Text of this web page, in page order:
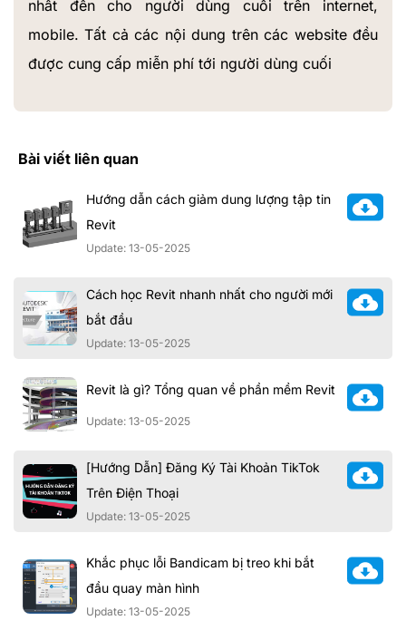
nhất đến cho người dùng cuối trên internet,
mobile. Tất cả các nội dung trên các website đều
được cung cấp miễn phí tới người dùng cuối
Bài viết liên quan
Hướng dẫn cách giảm dung lượng tập tin
Revit
Update: 13-05-2025
Cách học Revit nhanh nhất cho người mới
bắt đầu
Update: 13-05-2025
Revit là gì? Tổng quan về phần mềm Revit
Update: 13-05-2025
[Hướng Dẫn] Đăng Ký Tài Khoản TikTok
Trên Điện Thoại
Update: 13-05-2025
Khắc phục lỗi Bandicam bị treo khi bắt
đầu quay màn hình
Update: 13-05-2025